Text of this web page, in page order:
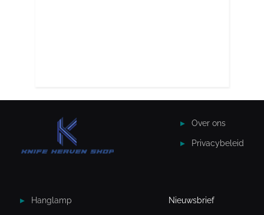
Over ons
Privacybeleid
Hanglamp Nieuwsbrief